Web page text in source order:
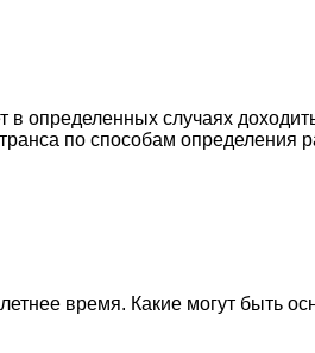
в определенных случаях
по способам определения
время. Какие могут быть